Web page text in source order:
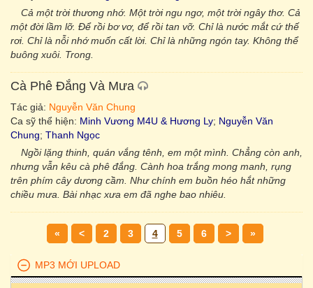
Cả một trời thương nhớ. Một trời ngu ngơ, một trời ngây thơ. Cả
một đời lầm lỡ. Để rồi bơ vơ, để rồi tan vỡ. Chỉ là nước mắt cứ thế
rơi. Chỉ là nỗi nhớ muốn cất lời. Chỉ là những ngón tay. Không thể
buông xuôi. Trong.
Cà Phê Đắng Và Mưa
Tác giả: Nguyễn Văn Chung
Ca sỹ thể hiện: Minh Vương M4U & Hương Ly; Nguyễn Văn
Chung; Thanh Ngọc
Ngồi lặng thinh, quán vắng tênh, em một mình. Chẳng còn anh,
nhưng vẫn kêu cà phê đắng. Cành hoa trắng mong manh, rụng
trên phím cây dương cầm. Như chính em buồn héo hắt những
chiều mưa. Bài nhạc xưa em đã nghe bao nhiêu.
« < 2 3 4 5 6 > »
MP3 MỚI UPLOAD